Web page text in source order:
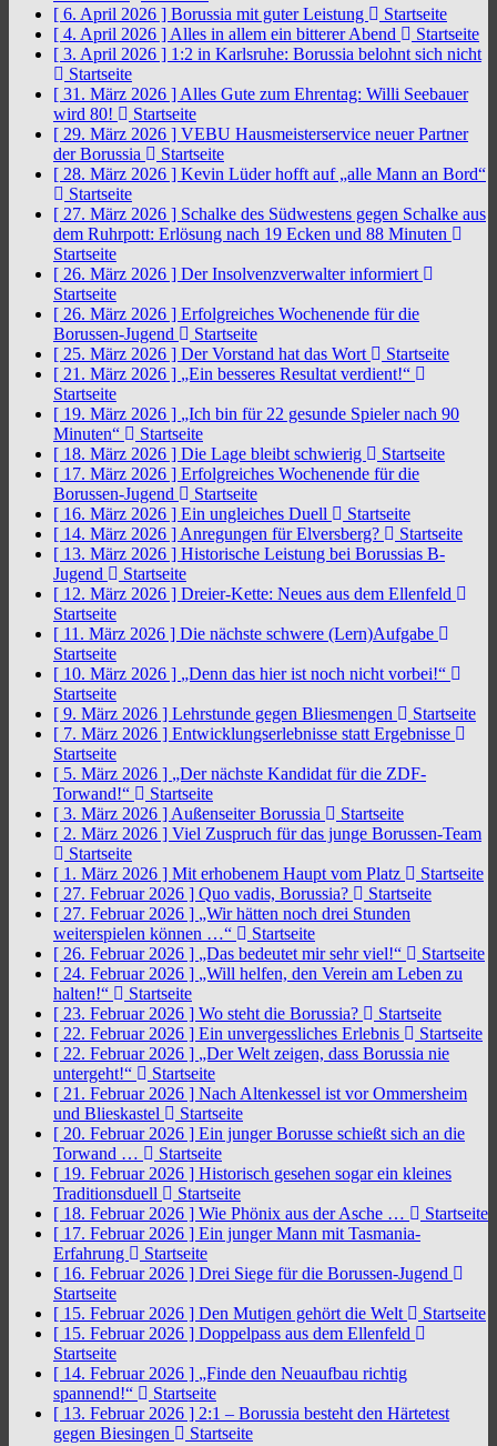
[ 6. April 2026 ] Borussia mit guter Leistung
Startseite
[ 4. April 2026 ] Alles in allem ein bitterer Abend
Startseite
[ 3. April 2026 ] 1:2 in Karlsruhe: Borussia belohnt sich nicht
Startseite
[ 31. März 2026 ] Alles Gute zum Ehrentag: Willi Seebauer
wird 80!
Startseite
[ 29. März 2026 ] VEBU Hausmeisterservice neuer Partner
der Borussia
Startseite
[ 28. März 2026 ] Kevin Lüder hofft auf „alle Mann an Bord“
Startseite
[ 27. März 2026 ] Schalke des Südwestens gegen Schalke aus
dem Ruhrpott: Erlösung nach 19 Ecken und 88 Minuten
Startseite
[ 26. März 2026 ] Der Insolvenzverwalter informiert
Startseite
[ 26. März 2026 ] Erfolgreiches Wochenende für die
Borussen-Jugend
Startseite
[ 25. März 2026 ] Der Vorstand hat das Wort
Startseite
[ 21. März 2026 ] „Ein besseres Resultat verdient!“
Startseite
[ 19. März 2026 ] „Ich bin für 22 gesunde Spieler nach 90
Minuten“
Startseite
[ 18. März 2026 ] Die Lage bleibt schwierig
Startseite
[ 17. März 2026 ] Erfolgreiches Wochenende für die
Borussen-Jugend
Startseite
[ 16. März 2026 ] Ein ungleiches Duell
Startseite
[ 14. März 2026 ] Anregungen für Elversberg?
Startseite
[ 13. März 2026 ] Historische Leistung bei Borussias B-
Jugend
Startseite
[ 12. März 2026 ] Dreier-Kette: Neues aus dem Ellenfeld
Startseite
[ 11. März 2026 ] Die nächste schwere (Lern)Aufgabe
Startseite
[ 10. März 2026 ] „Denn das hier ist noch nicht vorbei!“
Startseite
[ 9. März 2026 ] Lehrstunde gegen Bliesmengen
Startseite
[ 7. März 2026 ] Entwicklungserlebnisse statt Ergebnisse
Startseite
[ 5. März 2026 ] „Der nächste Kandidat für die ZDF-
Torwand!“
Startseite
[ 3. März 2026 ] Außenseiter Borussia
Startseite
[ 2. März 2026 ] Viel Zuspruch für das junge Borussen-Team
Startseite
[ 1. März 2026 ] Mit erhobenem Haupt vom Platz
Startseite
[ 27. Februar 2026 ] Quo vadis, Borussia?
Startseite
[ 27. Februar 2026 ] „Wir hätten noch drei Stunden
weiterspielen können …“
Startseite
[ 26. Februar 2026 ] „Das bedeutet mir sehr viel!“
Startseite
[ 24. Februar 2026 ] „Will helfen, den Verein am Leben zu
halten!“
Startseite
[ 23. Februar 2026 ] Wo steht die Borussia?
Startseite
[ 22. Februar 2026 ] Ein unvergessliches Erlebnis
Startseite
[ 22. Februar 2026 ] „Der Welt zeigen, dass Borussia nie
untergeht!“
Startseite
[ 21. Februar 2026 ] Nach Altenkessel ist vor Ommersheim
und Blieskastel
Startseite
[ 20. Februar 2026 ] Ein junger Borusse schießt sich an die
Torwand …
Startseite
[ 19. Februar 2026 ] Historisch gesehen sogar ein kleines
Traditionsduell
Startseite
[ 18. Februar 2026 ] Wie Phönix aus der Asche …
Startseite
[ 17. Februar 2026 ] Ein junger Mann mit Tasmania-
Erfahrung
Startseite
[ 16. Februar 2026 ] Drei Siege für die Borussen-Jugend
Startseite
[ 15. Februar 2026 ] Den Mutigen gehört die Welt
Startseite
[ 15. Februar 2026 ] Doppelpass aus dem Ellenfeld
Startseite
[ 14. Februar 2026 ] „Finde den Neuaufbau richtig
spannend!“
Startseite
[ 13. Februar 2026 ] 2:1 – Borussia besteht den Härtetest
gegen Biesingen
Startseite